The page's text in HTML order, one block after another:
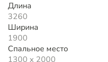
Длина
3260
Ширина
1900
Спальное место
1300 х 2000